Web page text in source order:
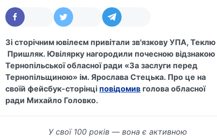
Зі сторічним ювілеєм привітали зв'язкову УПА, Теклю
Пришляк. Ювілярку нагородили почесною відзнакою
Тернопільської обласної ради «За заслуги перед
Тернопільщиною» ім. Ярослава Стецька. Про це на
своїй фейсбук-сторінці повідомив голова обласної
ради Михайло Головко.
У свої 100 років — вона є активною